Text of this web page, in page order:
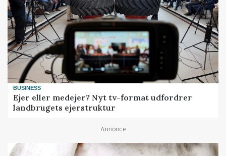
BUSINESS
Ejer eller medejer? Nyt tv-format udfordrer
landbrugets ejerstruktur
Annonce